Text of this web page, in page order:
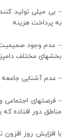
– بی میلی تولید
به پرداخت هزینه
– عدم وجود صمیمیت و
بخشهای مختلف
– عدم آشنایی
– فرصتهای اجتماعی
مناطق دور افتاده
با افزایش روز افزون